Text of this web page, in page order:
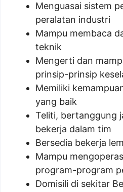
Menguasai sistem
peralatan industri
Mampu membaca
teknik
Mengerti dan
prinsip-prinsip
Memiliki
yang baik
Teliti, bertanggung
bekerja dalam tim
Bersedia bekerja
Mampu
program-program
Domisili di sekitar